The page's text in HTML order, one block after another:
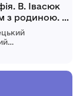
В. Івасюк
з родиною. ~
музей
Івасюка